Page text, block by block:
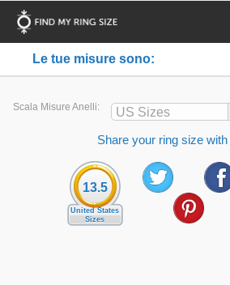
Le tue misure sono:
Scala Misure Anelli: US Sizes
Share your ring size with
13.5
United States
Sizes